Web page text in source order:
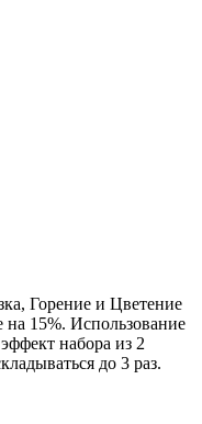
Горение и Цветение
15%. Использование
набора из 2
до 3 раз.